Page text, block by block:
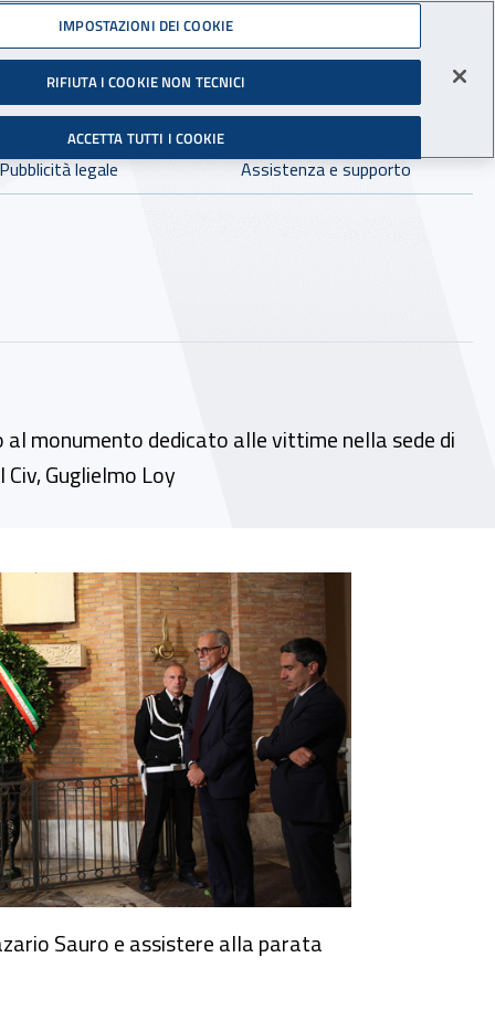
Infortuni sul Lavoro
Facebook - Sito esterno - Apertura in nuova finestra
X - Sito esterno - Apertura in nuova finestra
Instagram - Sito esterno - Apertura in
Linkedin - Sito esterno -
Youtube - Sito esterno -
Tiktok - SitoSpreaker -
Dove cercare:
in:tutto INAIL.it
Pubblicità legale Assistenza e supporto
monumento dedicato alle vittime nella sede di
Guglielmo Loy
Sauro e assistere alla parata
IMPOSTAZIONI DEI COOKIE
RIFIUTA I COOKIE NON TECNICI
ACCETTA TUTTI I COOKIE